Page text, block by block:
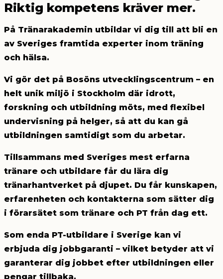
Riktig kompetens kräver mer.
På Tränarakademin utbildar vi dig till att bli en
av Sveriges framtida experter inom träning
och hälsa.
Vi gör det på Bosöns utvecklingscentrum – en
helt unik miljö i Stockholm där idrott,
forskning och utbildning möts, med flexibel
undervisning på helger, så att du kan gå
utbildningen samtidigt som du arbetar.
Tillsammans med Sveriges mest erfarna
tränare och utbildare får du lära dig
tränarhantverket på djupet. Du får kunskapen,
erfarenheten och kontakterna som sätter dig
i förarsätet som tränare och PT från dag ett.
Som enda PT-utbildare i Sverige kan vi
erbjuda dig jobbgaranti – vilket betyder att vi
garanterar dig jobbet efter utbildningen eller
pengar tillbaka.